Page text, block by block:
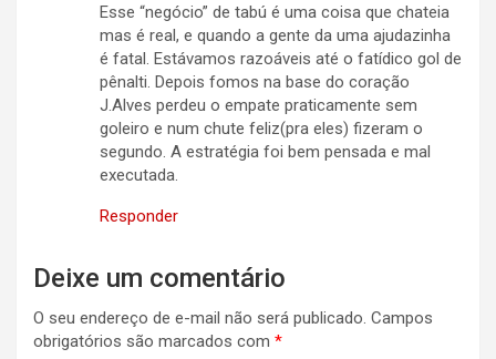
Esse “negócio” de tabú é uma coisa que chateia
mas é real, e quando a gente da uma ajudazinha
é fatal. Estávamos razoáveis até o fatídico gol de
pênalti. Depois fomos na base do coração
J.Alves perdeu o empate praticamente sem
goleiro e num chute feliz(pra eles) fizeram o
segundo. A estratégia foi bem pensada e mal
executada.
Responder
Deixe um comentário
O seu endereço de e-mail não será publicado. Campos
obrigatórios são marcados com *